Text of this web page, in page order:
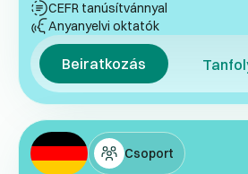
CEFR tanúsítvánnyal
Anyanyelvi oktatók
Beiratkozás
Csoport